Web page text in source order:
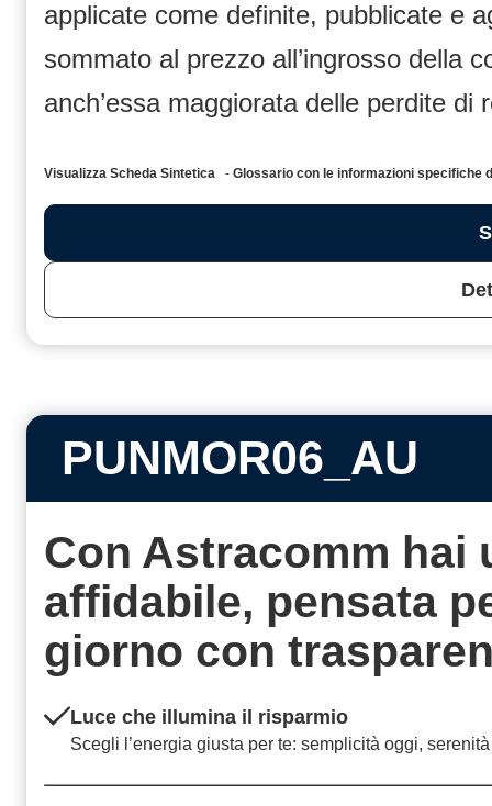
applicate come definite, pubblicate e
sommato al prezzo all’ingrosso della
anch’essa maggiorata delle perdite di
Visualizza Scheda Sintetica - Glossario con le informazioni
PUNMOR06_AU
Con Astracomm hai
affidabile, pensata
giorno con
Luce che illumina il risparmio
Scegli l’energia giusta per te: semplicità oggi,